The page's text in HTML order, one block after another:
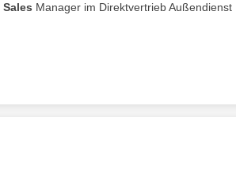
Sales Manager im Direktvertrieb Außendienst